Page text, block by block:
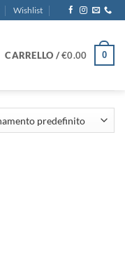
Wishlist
CARRELLO /€0.00 0